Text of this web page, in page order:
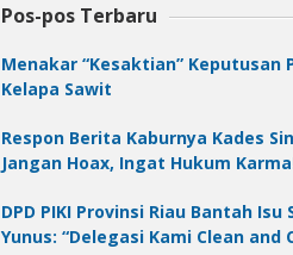
Pos-pos Terbaru
Menakar “Kesaktian”
Kelapa Sawit
Respon Berita Kaburnya Kades
Jangan Hoax, Ingat Hukum
DPD PIKI Provinsi Riau Bantah
Yunus: “Delegasi Kami Clean and